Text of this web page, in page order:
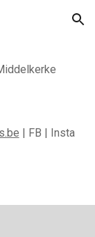
Skip to navigation
| FB | Insta